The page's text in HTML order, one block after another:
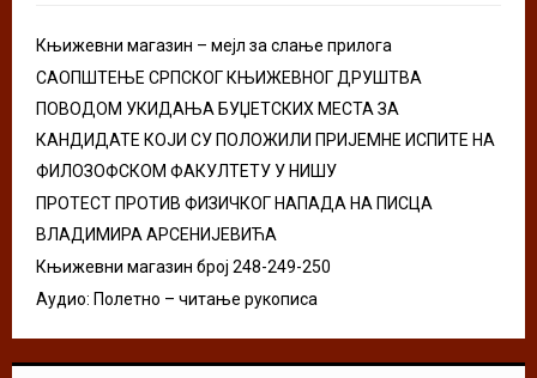
Књижевни магазин – мејл за слање прилога
САОПШТЕЊЕ СРПСКОГ КЊИЖЕВНОГ ДРУШТВА
ПОВОДОМ УКИДАЊА БУЏЕТСКИХ МЕСТА ЗА
КАНДИДАТЕ КОЈИ СУ ПОЛОЖИЛИ ПРИЈЕМНЕ ИСПИТЕ НА
ФИЛОЗОФСКОМ ФАКУЛТЕТУ У НИШУ
ПРОТЕСТ ПРОТИВ ФИЗИЧКОГ НАПАДА НА ПИСЦА
ВЛАДИМИРА АРСЕНИЈЕВИЋА
Књижевни магазин број 248-249-250
Аудио: Полетно – читање рукописа